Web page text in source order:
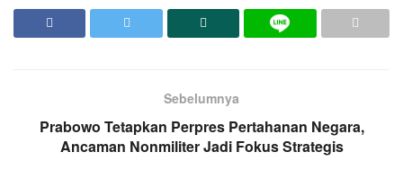
Sebelumnya
Prabowo Tetapkan Perpres Pertahanan Negara,
Ancaman Nonmiliter Jadi Fokus Strategis